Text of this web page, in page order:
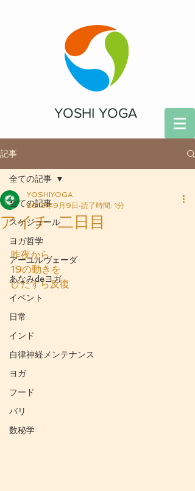
YOSHI YOGA
記事
全ての記事
スケジュール
ヨガ哲学
アーユルヴェーダ
あなみdeヨガ
イベント
日常
インド
自律神経メンテナンス
ヨガ
フード
バリ
数秘学
全ての記事
アイチ 二日目
YOSHIYOGA
2018年9月9日 読了時間: 1分
昨夜から
19の動きを
ひたすら反復